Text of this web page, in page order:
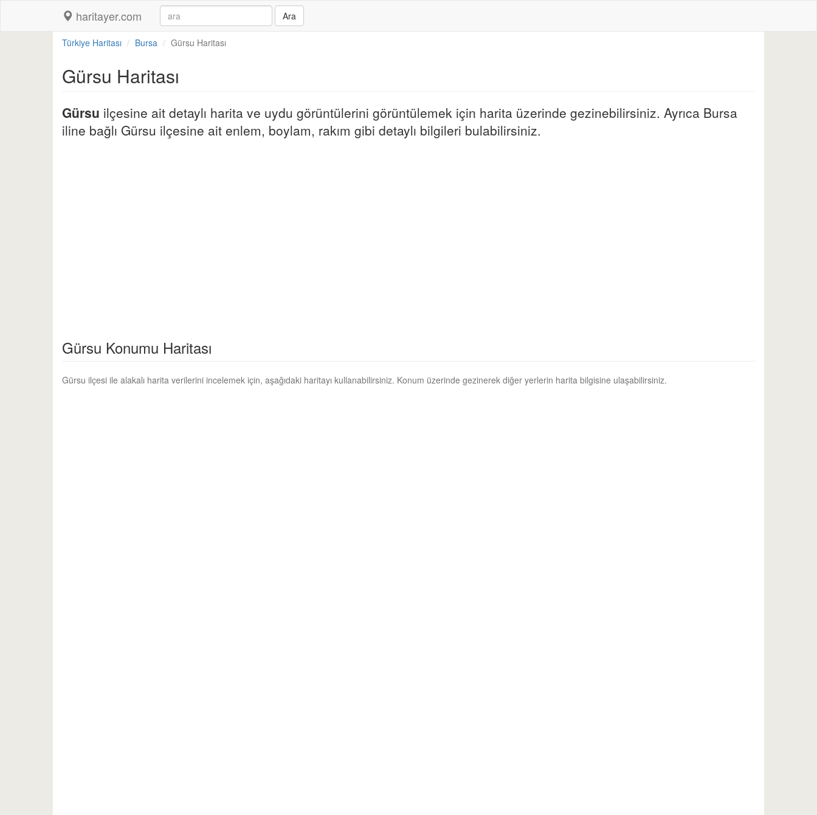
haritayer.com Ara
Türkiye Haritası Bursa Gürsu Haritası
Gürsu Haritası
Gürsu ilçesine ait detaylı harita ve uydu görüntülerini görüntülemek için harita üzerinde gezinebilirsiniz. Ayrıca Bursa
iline bağlı Gürsu ilçesine ait enlem, boylam, rakım gibi detaylı bilgileri bulabilirsiniz.
Gürsu Konumu Haritası
Gürsu ilçesi ile alakalı harita verilerini incelemek için, aşağıdaki haritayı kullanabilirsiniz. Konum üzerinde gezinerek diğer yerlerin harita bilgisine ulaşabilirsiniz.